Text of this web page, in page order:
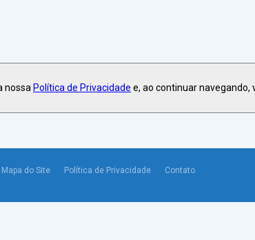
Mapa do Site Política de Privacidade Contato
nossa Política de Privacidade e, ao continuar navegando,